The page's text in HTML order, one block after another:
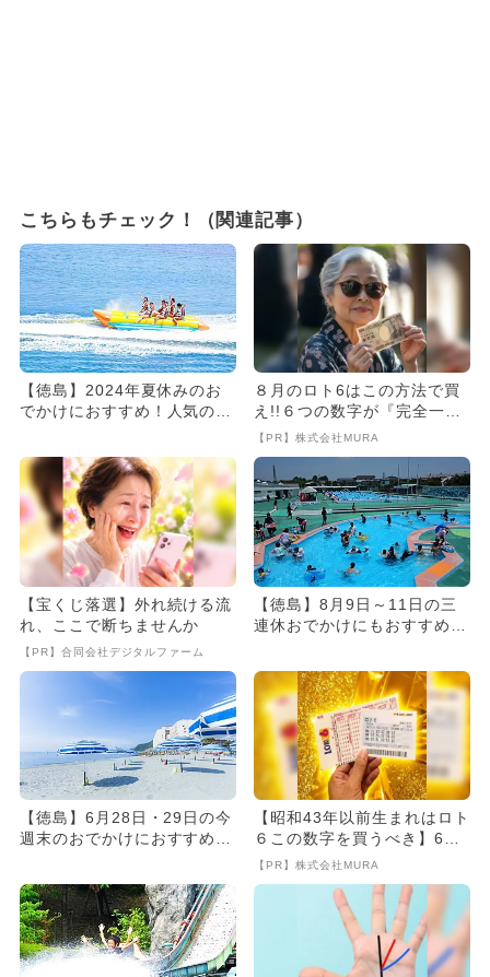
こちらもチェック！（関連記事）
【徳島】2024年夏休みのお
でかけにおすすめ！人気のス
８月のロト6はこの方法で買
え!!６つの数字が『完全一
致』する方法
【PR】株式会社MURA
【宝くじ落選】外れ続ける流
れ、ここで断ちませんか
【PR】合同会社デジタルファーム
【徳島】8月9日～11日の三
連休おでかけにもおすすめ！
【徳島】6月28日・29日の今
週末のおでかけにおすすめ！
【昭和43年以前生まれはロト
６この数字を買うべき】6つ
の数字が「完全一致」する
方...
【PR】株式会社MURA